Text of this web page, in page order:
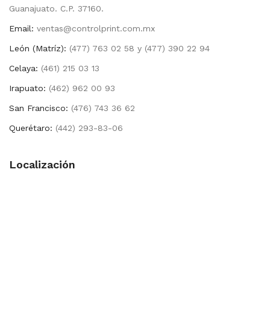
Guanajuato. C.P. 37160.
Email: ventas@controlprint.com.mx
León (Matríz): (477) 763 02 58 y (477) 390 22 94
Celaya: (461) 215 03 13
Irapuato: (462) 962 00 93
San Francisco: (476) 743 36 62
Querétaro: (442) 293-83-06
Localización